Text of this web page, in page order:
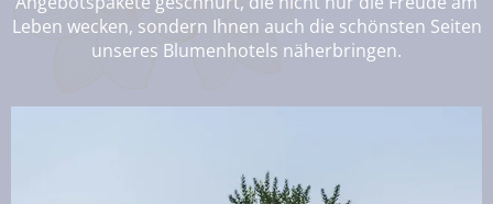
Leben wecken, sondern Ihnen auch die schönsten Seiten
unseres Blumenhotels näherbringen.